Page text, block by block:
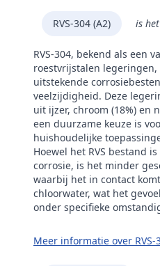
RVS-304 (A2) is
RVS-304, bekend als een
roestvrijstalen
uitstekende
veelzijdigheid. Deze
uit ijzer, chroom (18%) en
een duurzame keuze is
huishoudelijke
Hoewel het RVS bestand
corrosie, is het minder
waarbij het in contact
chloorwater, wat het
onder specifieke
Meer informatie over RVS-